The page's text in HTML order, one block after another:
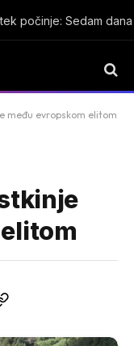
počinje: Sedam
među evropskom elitom